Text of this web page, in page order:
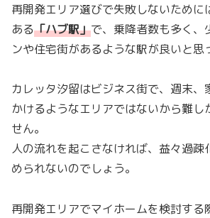
再開発エリア選びで失敗しないために
ある「ハブ駅」で、乗降者数も多く、
ンや住宅街があるような駅が良いと思
カレッタ汐留はビジネス街で、週末、
かけるようなエリアではないから難し
せん。
人の流れを起こさなければ、益々過疎
められないのでしょう。
再開発エリアでマイホームを検討す